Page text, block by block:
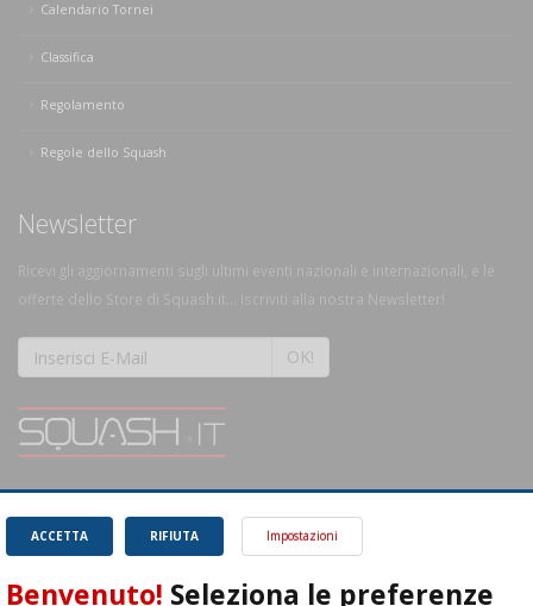
Calendario Tornei
Classifica
Regolamento
Regole dello Squash
Newsletter
Ricevi gli aggiornamenti sugli ultimi eventi nazionali e internazionali, e le
offerte dello Store di Squash.it... Iscriviti alla nostra Newsletter!
OK!
SQUASH.it: Il punto di riferimento quotidiano per tutti gli amanti di questo
magnifico sport.
Leggi
RIFIUTA
ACCETTA Impostazioni
Benvenuto! Seleziona le preferenze